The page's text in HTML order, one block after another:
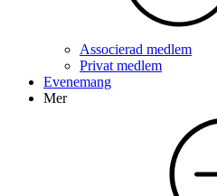
Associerad medlem
Privat medlem
Evenemang
Mer